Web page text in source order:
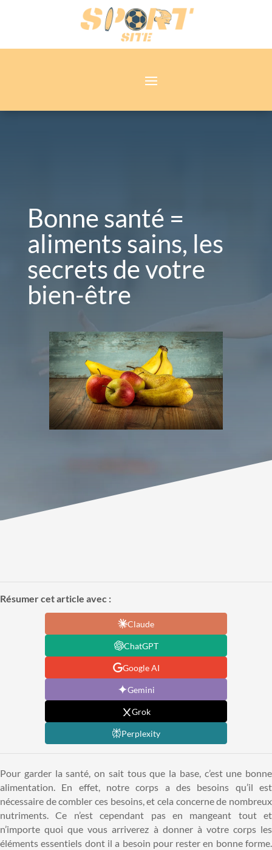
Bonne santé =
aliments sains, les
secrets de votre
bien-être
Résumer cet article avec :
Claude
ChatGPT
Google AI
Gemini
Grok
Perplexity
Pour garder la santé, on sait tous que la base, c’est une bonne
alimentation. En effet, notre corps a des besoins qu’il est
nécessaire de combler ces besoins, et cela concerne de nombreux
nutriments. Ce n’est cependant pas en mangeant tout et
n’importe quoi que vous arriverez à donner à votre corps les
éléments essentiels dont il a besoin pour rester en bonne forme.